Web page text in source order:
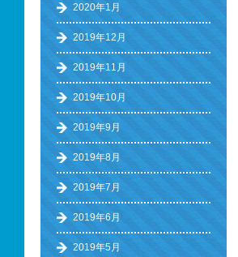
2020年1月
2019年12月
2019年11月
2019年10月
2019年9月
2019年8月
2019年7月
2019年6月
2019年5月